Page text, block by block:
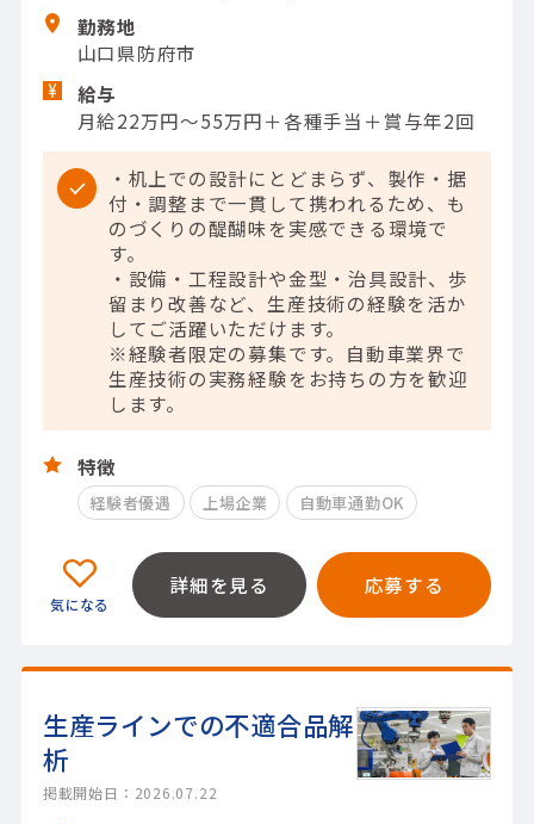
勤務地
山口県防府市
給与
月給22万円～55万円＋各種手当＋賞与年2回
・机上での設計にとどまらず、製作・据
付・調整まで一貫して携われるため、も
のづくりの醍醐味を実感できる環境で
す。
・設備・工程設計や金型・治具設計、歩
留まり改善など、生産技術の経験を活か
してご活躍いただけます。
※経験者限定の募集です。自動車業界で
生産技術の実務経験をお持ちの方を歓迎
します。
特徴
経験者優遇 上場企業 自動車通勤OK
詳細を見る 応募する
生産ラインでの不適合品解
析
掲載開始日：2026.07.22